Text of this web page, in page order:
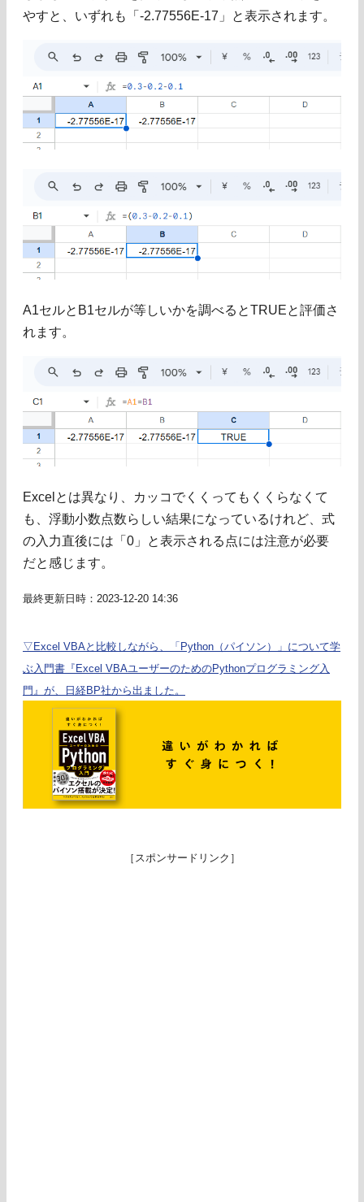
やすと、いずれも「-2.77556E-17」と表示されます。
A1セルとB1セルが等しいかを調べるとTRUEと評価さ
れます。
Excelとは異なり、カッコでくくってもくくらなくて
も、浮動小数点数らしい結果になっているけれど、式
の入力直後には「0」と表示される点には注意が必要
だと感じます。
最終更新日時：2023-12-20 14:36
▽Excel VBAと比較しながら、「Python（パイソン）」について学
ぶ入門書『Excel VBAユーザーのためのPythonプログラミング入
門』が、日経BP社から出ました。
［スポンサードリンク］